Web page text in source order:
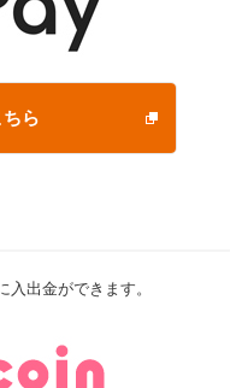
ちら
出金ができます。